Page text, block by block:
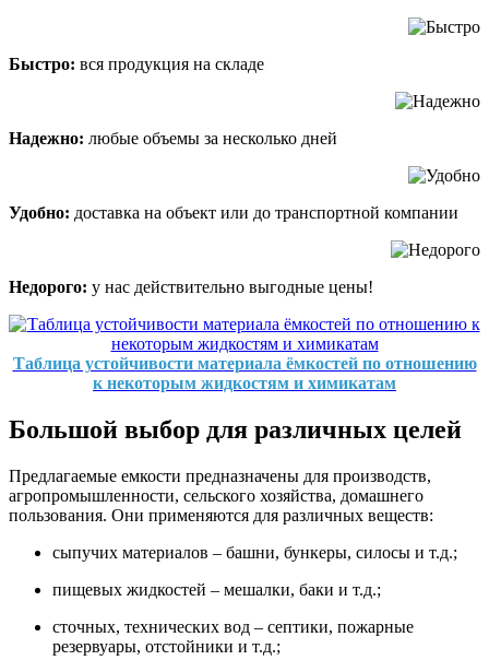
Быстро: вся продукция на складе
Надежно: любые объемы за несколько дней
Удобно: доставка на объект или до транспортной компании
Недорого: у нас действительно выгодные цены!
Таблица устойчивости материала ёмкостей по отношению
к некоторым жидкостям и химикатам
Большой выбор для различных целей
Предлагаемые емкости предназначены для производств,
агропромышленности, сельского хозяйства, домашнего
пользования. Они применяются для различных веществ:
сыпучих материалов – башни, бункеры, силосы и т.д.;
пищевых жидкостей – мешалки, баки и т.д.;
сточных, технических вод – септики, пожарные
резервуары, отстойники и т.д.;